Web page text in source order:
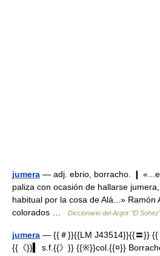
jumera — adj. ebrio, borracho. ❙
paliza con ocasión de hallarse
habitual por la cosa de Alá...» Ramón
colorados …
Diccionario del Argot "El
jumera — {{＃}}{{LM J43514}}{{〓}} {{
{{《}}▍ s.f.{{》}} {{※}}col.{{¤}}